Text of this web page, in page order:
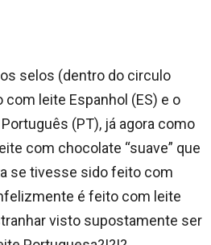
selos (dentro do circulo
leite Espanhol (ES) e o
(PT), já agora como
com chocolate “suave” que
se tivesse sido feito com
é feito com leite
visto supostamente ser